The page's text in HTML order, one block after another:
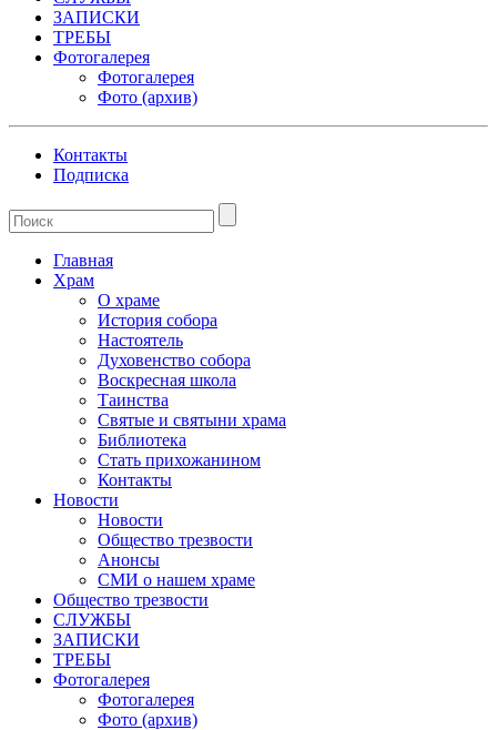
ЗАПИСКИ
ТРЕБЫ
Фотогалерея
Фотогалерея
Фото (архив)
Контакты
Подписка
Главная
Храм
О храме
История собора
Настоятель
Духовенство собора
Воскресная школа
Таинства
Святые и святыни храма
Библиотека
Стать прихожанином
Контакты
Новости
Новости
Общество трезвости
Анонсы
СМИ о нашем храме
Общество трезвости
СЛУЖБЫ
ЗАПИСКИ
ТРЕБЫ
Фотогалерея
Фотогалерея
Фото (архив)